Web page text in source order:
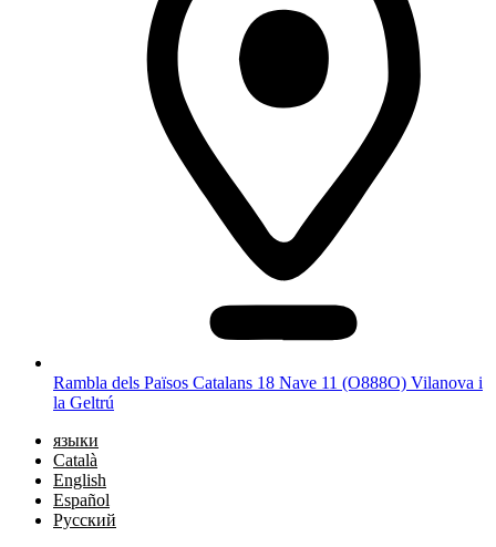
Rambla dels Països Catalans 18 Nave 11 (O888O) Vilanova i
la Geltrú
языки
Català
English
Español
Русский